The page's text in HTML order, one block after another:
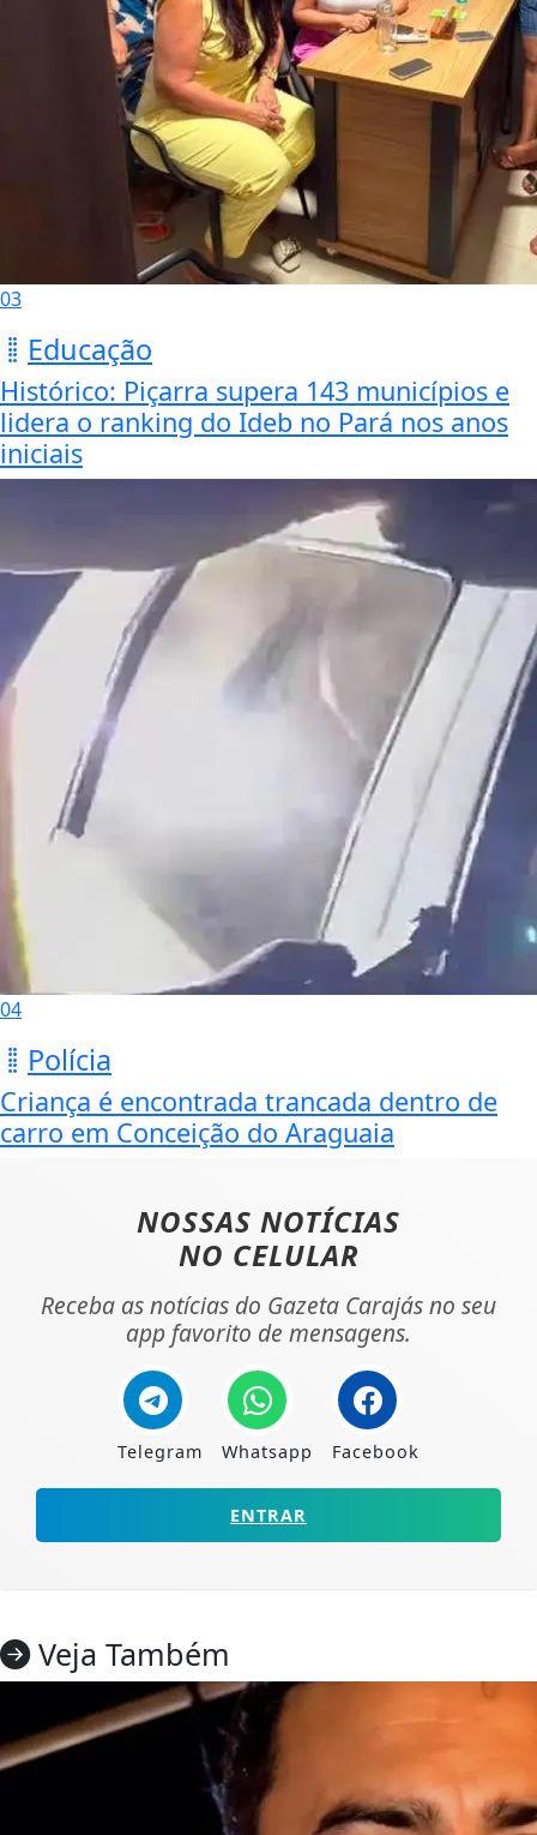
03
Educação
Histórico: Piçarra supera 143 municípios e
lidera o ranking do Ideb no Pará nos anos
iniciais
04
Polícia
Criança é encontrada trancada dentro de
carro em Conceição do Araguaia
NOSSAS NOTÍCIAS
NO CELULAR
Receba as notícias do Gazeta Carajás no seu
app favorito de mensagens.
Telegram Whatsapp Facebook
ENTRAR
Veja Também